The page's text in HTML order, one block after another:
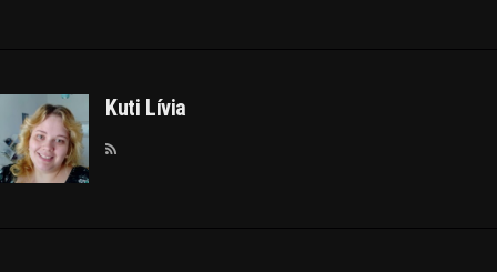
Kuti Lívia